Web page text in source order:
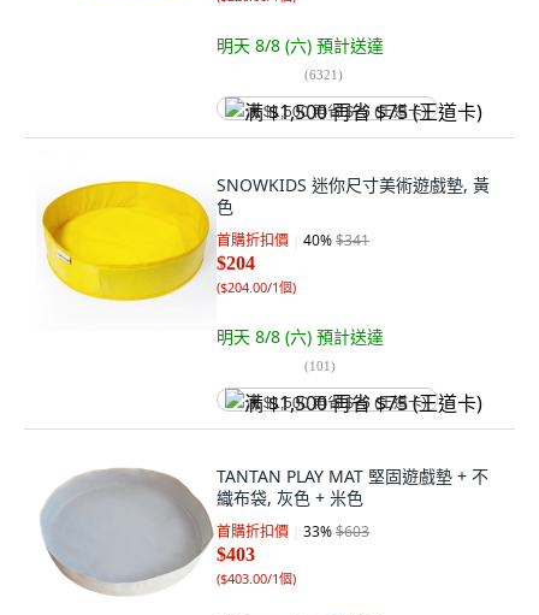
明天 8/8 (六) 預計送達
(6321)
满 $1,500 再省 $75 (王道卡)
SNOWKIDS 迷你尺寸美術遊戲墊, 黃
色
首購折扣價 40%$341
$204
($204.00/1個)
明天 8/8 (六) 預計送達
(101)
满 $1,500 再省 $75 (王道卡)
TANTAN PLAY MAT 堅固遊戲墊 + 不
織布袋, 灰色 + 米色
首購折扣價 33%$603
$403
($403.00/1個)